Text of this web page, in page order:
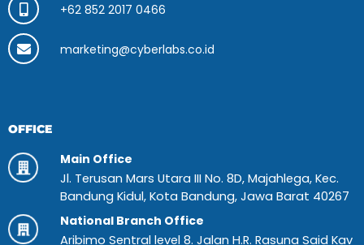
+62 852 2017 0466
marketing@cyberlabs.co.id
OFFICE
Main Office
Jl. Terusan Mars Utara III No. 8D, Majahlega, Kec.
Bandung Kidul, Kota Bandung, Jawa Barat 40267
National Branch Office
Aribimo Sentral level 8. Jalan H.R. Rasuna Said Kav